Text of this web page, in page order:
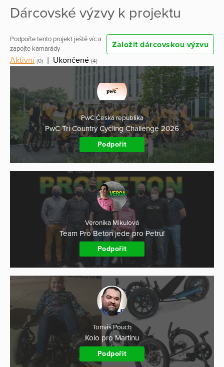
Dárcovské výzvy k projektu
Podpořte tento projekt ještě víc a
zapojte kamarády
Založit dárcovskou výzvu
Aktivní (0) Ukončené (4)
PwC Česká republika
PwC Tri Country Cycling Challenge 2026
Podpořit
Veronika Mikulová
Team Pro Beton jede pro Petru!
Podpořit
Tomáš Pouch
Kolo pro Martinu
Podpořit